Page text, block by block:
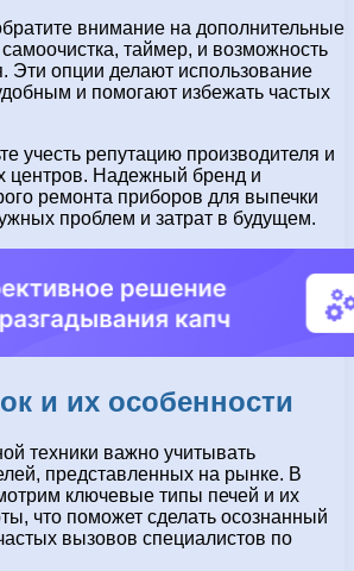
внимание на дополнительные
таймер, и возможность
Эти опции делают использование
и помогают избежать частых
учесть репутацию производителя и
центров. Надежный бренд и
ремонта приборов для выпечки
проблем и затрат в будущем.
и их особенности
техники важно учитывать
представленных на рынке. В
ключевые типы печей и их
что поможет сделать осознанный
вызовов специалистов по